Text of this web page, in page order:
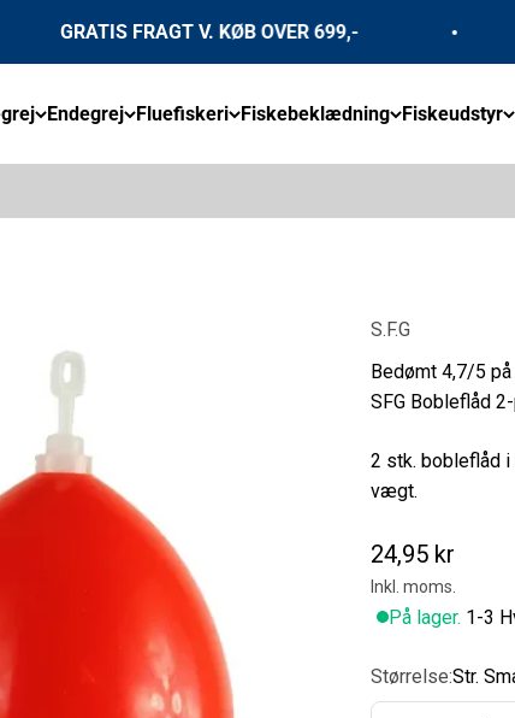
GRATIS FRAGT V. KØB OVER 699,-
Endegrej Fluefiskeri Fiskebeklædning Fiskeudstyr
S.F.G
Bedømt 4,7/5
SFG Bobleflåd
2 stk. bobleflåd
vægt.
Salgspris
24,95 kr
Inkl. moms.
På lager. 1-3
Størrelse:Str.